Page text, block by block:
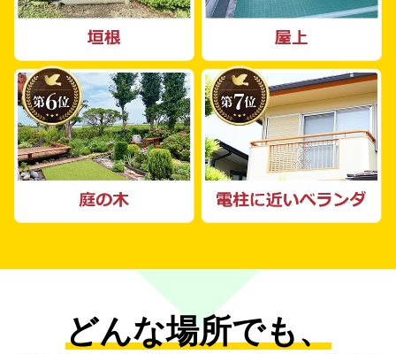
どんな場所でも、